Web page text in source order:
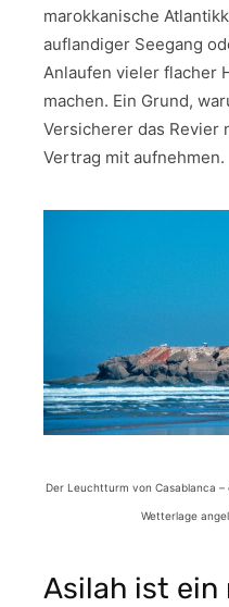
marokkanische
auflandiger Seegang
Anlaufen vieler flacher
machen. Ein Grund,
Versicherer das Revier
Vertrag mit aufnehmen.
Der Leuchtturm von Casablanca
Wetterlage
Asilah ist ein